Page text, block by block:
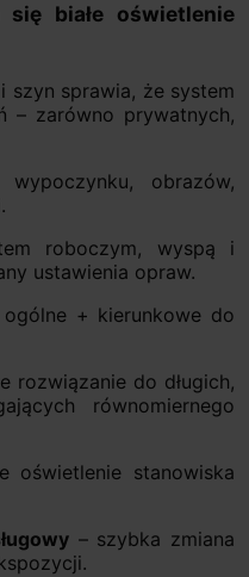
białe oświetlenie
szyn sprawia, że system
– zarówno prywatnych,
obrazów,
roboczym, wyspą i
ustawienia opraw.
+ kierunkowe do
rozwiązanie do długich,
równomiernego
oświetlenie stanowiska
– szybka zmiana